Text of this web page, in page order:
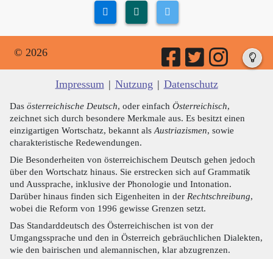
© 2026
Impressum | Nutzung | Datenschutz
Das österreichische Deutsch, oder einfach Österreichisch,
zeichnet sich durch besondere Merkmale aus. Es besitzt einen
einzigartigen Wortschatz, bekannt als Austriazismen, sowie
charakteristische Redewendungen.
Die Besonderheiten von österreichischem Deutsch gehen jedoch
über den Wortschatz hinaus. Sie erstrecken sich auf Grammatik
und Aussprache, inklusive der Phonologie und Intonation.
Darüber hinaus finden sich Eigenheiten in der Rechtschreibung,
wobei die Reform von 1996 gewisse Grenzen setzt.
Das Standarddeutsch des Österreichischen ist von der
Umgangssprache und den in Österreich gebräuchlichen Dialekten,
wie den bairischen und alemannischen, klar abzugrenzen.